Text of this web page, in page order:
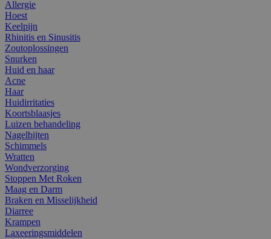
Allergie
Hoest
Keelpijn
Rhinitis en Sinusitis
Zoutoplossingen
Snurken
Huid en haar
Acne
Haar
Huidirritaties
Koortsblaasjes
Luizen behandeling
Nagelbijten
Schimmels
Wratten
Wondverzorging
Stoppen Met Roken
Maag en Darm
Braken en Misselijkheid
Diarree
Krampen
Laxeeringsmiddelen